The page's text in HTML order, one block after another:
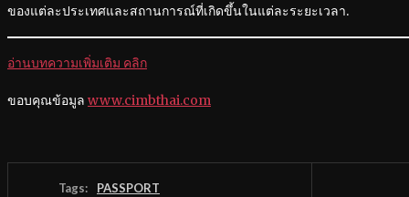
ของแต่ละประเทศและสถานการณ์ที่เกิดขึ้นในแต่ละระยะเวลา.
อ่านบทความเพิ่มเติม คลิก
ขอบคุณข้อมูล www.cimbthai.com
Tags: PASSPORT